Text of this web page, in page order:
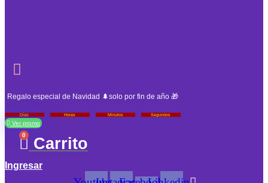
Regalo especial de Navidad 🌲solo por fin de año 🎁
Días Horas Minutos Segundos
Ver promo
0
Carrito
Ingresar